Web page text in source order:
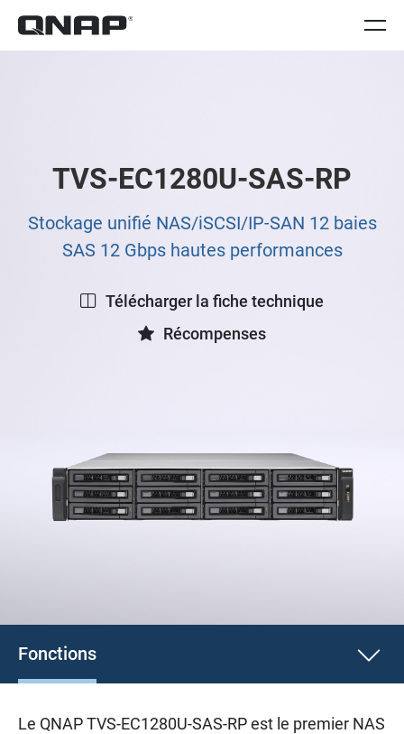
TVS-EC1280U-SAS-RP
Stockage unifié NAS/iSCSI/IP-SAN 12 baies
SAS 12 Gbps hautes performances
Télécharger la fiche technique
Récompenses
Fonctions
Le QNAP TVS-EC1280U-SAS-RP est le premier NAS